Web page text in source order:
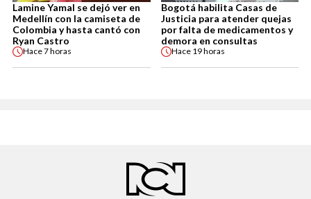
Lamine Yamal se dejó ver en
Medellín con la camiseta de
Colombia y hasta cantó con
Ryan Castro
Hace7 horas
Bogotá habilita Casas de
Justicia para atender quejas
por falta de medicamentos y
demora en consultas
Hace 19 horas